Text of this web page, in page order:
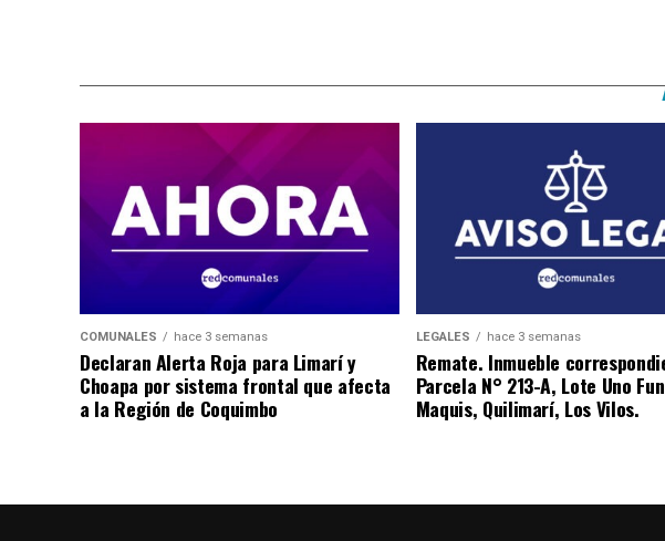
COMUNALES hace 3 semanas
Declaran Alerta Roja para Limarí y
Choapa por sistema frontal que afecta
a la Región de Coquimbo
LEGALES hace 3 semanas
Remate. Inmueble
Parcela N° 213-A, Lote Uno
Maquis, Quilimarí, Los Vilos.